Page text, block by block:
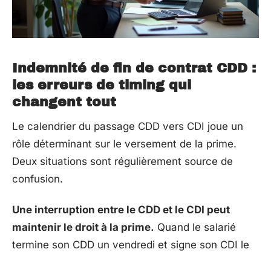
Indemnité de fin de contrat CDD :
les erreurs de timing qui
changent tout
Le calendrier du passage CDD vers CDI joue un
rôle déterminant sur le versement de la prime.
Deux situations sont régulièrement source de
confusion.
Une interruption entre le CDD et le CDI peut
maintenir le droit à la prime. Quand le salarié
termine son CDD un vendredi et signe son CDI le